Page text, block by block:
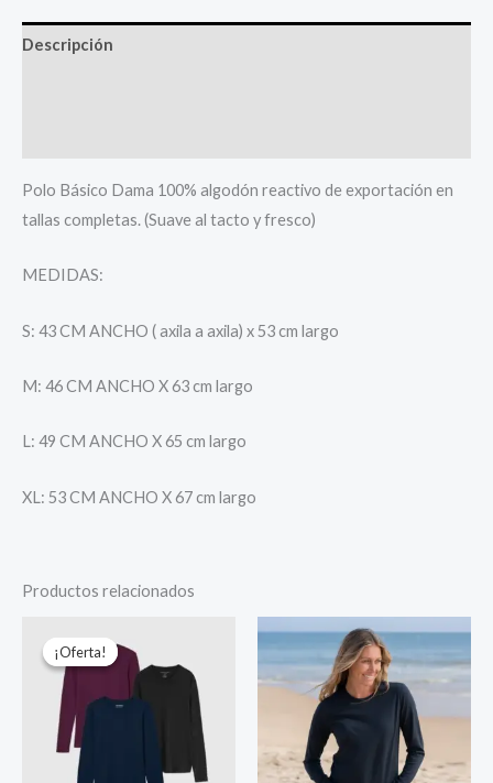
Descripción
Polo Básico Dama 100% algodón reactivo de exportación en
tallas completas. (Suave al tacto y fresco)
MEDIDAS:
S: 43 CM ANCHO ( axila a axila) x 53 cm largo
M: 46 CM ANCHO X 63 cm largo
L: 49 CM ANCHO X 65 cm largo
XL: 53 CM ANCHO X 67 cm largo
Productos relacionados
¡Oferta!
¡Oferta!
precio
original
S/ 147.00.
actual
es:
S/ 125.00.